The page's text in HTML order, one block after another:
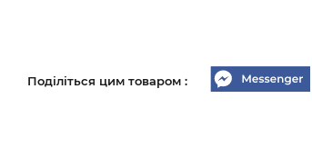
Поділіться цим товаром :